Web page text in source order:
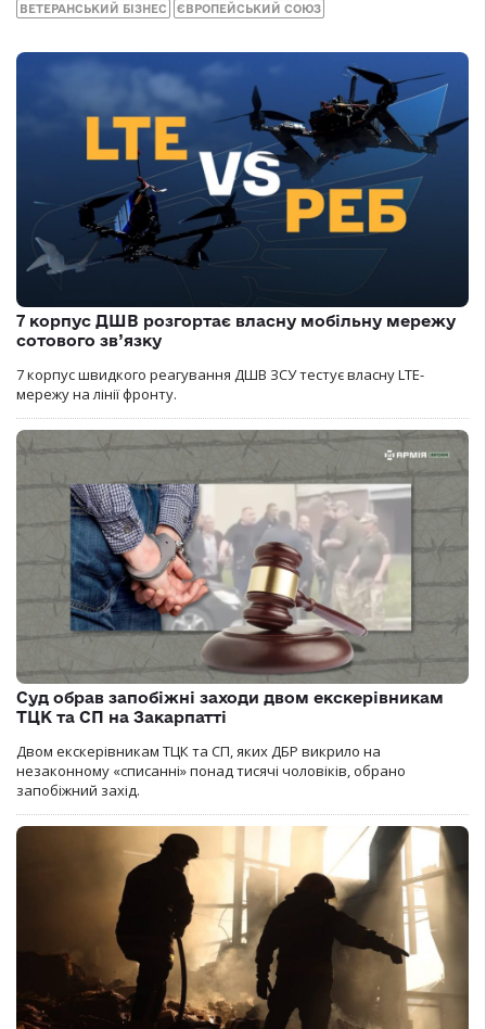
ВЕТЕРАНСЬКИЙ БІЗНЕС ЄВРОПЕЙСЬКИЙ СОЮЗ
7 корпус ДШВ розгортає власну мобільну мережу
сотового зв’язку
7 корпус швидкого реагування ДШВ ЗСУ тестує власну LTE-
мережу на лінії фронту.
Суд обрав запобіжні заходи двом екскерівникам
ТЦК та СП на Закарпатті
Двом екскерівникам ТЦК та СП, яких ДБР викрило на
незаконному «списанні» понад тисячі чоловіків, обрано
запобіжний захід.